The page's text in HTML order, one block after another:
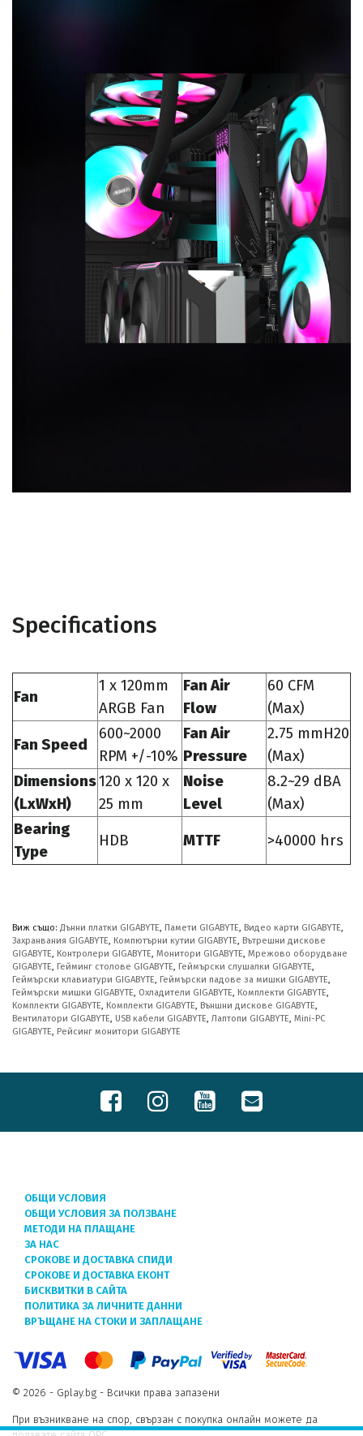
Specifications
Fan
1 x 120mm
ARGB Fan
Fan Air
Flow
60 CFM
(Max)
Fan Speed
600~2000
RPM +/-10%
Fan Air
Pressure
2.75 mmH20
(Max)
Dimensions
(LxWxH)
120 x 120 x
25 mm
Noise
Level
8.2~29 dBA
(Max)
Bearing
Type
HDB MTTF >40000 hrs
Виж също: Дънни платки GIGABYTE, Памети GIGABYTE, Видео карти GIGABYTE,
Захранвания GIGABYTE, Компютърни кутии GIGABYTE, Вътрешни дискове
GIGABYTE, Контролери GIGABYTE, Монитори GIGABYTE, Мрежово оборудване
GIGABYTE, Гейминг столове GIGABYTE, Геймърски слушалки GIGABYTE,
Геймърски клавиатури GIGABYTE, Геймърски падове за мишки GIGABYTE,
Геймърски мишки GIGABYTE, Охладители GIGABYTE, Комплекти GIGABYTE,
Комплекти GIGABYTE, Комплекти GIGABYTE, Външни дискове GIGABYTE,
Вентилатори GIGABYTE, USB кабели GIGABYTE, Лаптопи GIGABYTE, Mini-PC
GIGABYTE, Рейсинг монитори GIGABYTE
ОБЩИ УСЛОВИЯ
ОБЩИ УСЛОВИЯ ЗА ПОЛЗВАНЕ
МЕТОДИ НА ПЛАЩАНЕ
ЗА НАС
СРОКОВЕ И ДОСТАВКА СПИДИ
СРОКОВЕ И ДОСТАВКА ЕКОНТ
БИСКВИТКИ В САЙТА
ПОЛИТИКА ЗА ЛИЧНИТЕ ДАННИ
ВРЪЩАНЕ НА СТОКИ И ЗАПЛАЩАНЕ
© 2026 - Gplay.bg - Всички права запазени
При възникване на спор, свързан с покупка онлайн можете да